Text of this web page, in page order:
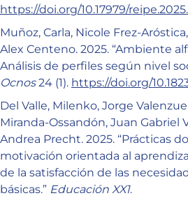
https://doi.org/10.17979/
Muñoz, Carla, Nicole Frez-
Alex Centeno. 2025. “Ambiente
Análisis de perfiles según nivel
Ocnos24 (1). https://doi.org/
Del Valle, Milenko, Jorge
Miranda-Ossandón, Juan Gabriel
Andrea Precht. 2025. “Prácticas
motivación orientada al
de la satisfacción de las
básicas.” Educación XX1.